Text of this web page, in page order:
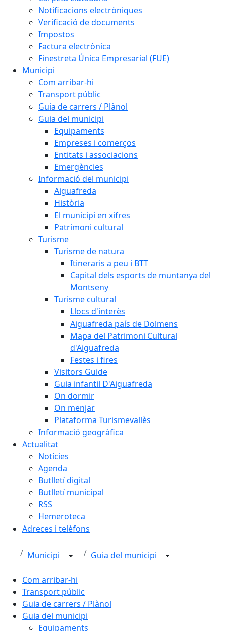
Notificacions electròniques
Verificació de documents
Impostos
Factura electrònica
Finestreta Única Empresarial (FUE)
Municipi
Com arribar-hi
Transport públic
Guia de carrers / Plànol
Guia del municipi
Equipaments
Empreses i comerços
Entitats i associacions
Emergències
Informació del municipi
Aiguafreda
Història
El municipi en xifres
Patrimoni cultural
Turisme
Turisme de natura
Itineraris a peu i BTT
Capital dels esports de muntanya del
Montseny
Turisme cultural
Llocs d'interès
Aiguafreda país de Dolmens
Mapa del Patrimoni Cultural
d'Aiguafreda
Festes i fires
Visitors Guide
Guia infantil D'Aiguafreda
On dormir
On menjar
Plataforma Turismevallès
Informació geogràfica
Actualitat
Notícies
Agenda
Butlletí digital
Butlletí municipal
RSS
Hemeroteca
Adreces i telèfons
Municipi Guia del municipi
Com arribar-hi
Transport públic
Guia de carrers / Plànol
Guia del municipi
Equipaments